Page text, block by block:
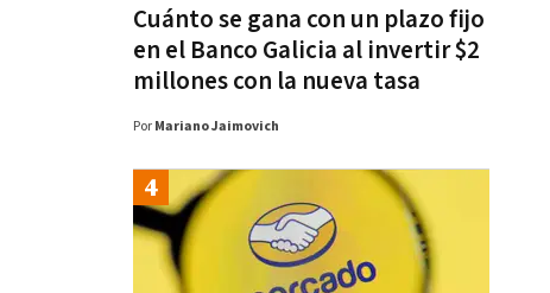
Cuánto se gana con un plazo fijo
en el Banco Galicia al invertir $2
millones con la nueva tasa
Por Mariano Jaimovich